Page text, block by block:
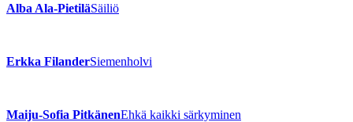
Alba Ala-PietiläSäiliö
Erkka FilanderSiemenholvi
Maiju-Sofia PitkänenEhkä kaikki särkyminen